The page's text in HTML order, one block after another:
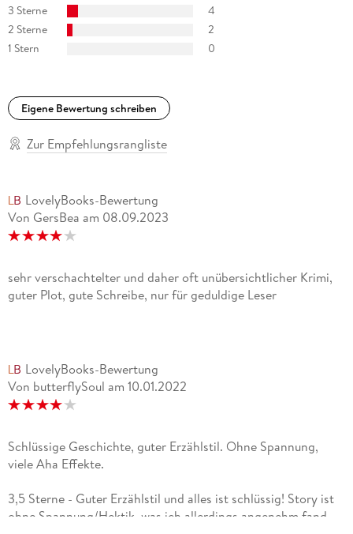
3 Sterne
4
2 Sterne
2
1 Stern
0
Eigene Bewertung schreiben
Zur Empfehlungsrangliste
LovelyBooks-Bewertung
Von GersBea am 08.09.2023
sehr verschachtelter und daher oft unübersichtlicher Krimi,
guter Plot, gute Schreibe, nur für geduldige Leser
LovelyBooks-Bewertung
Von butterflySoul am 10.01.2022
Schlüssige Geschichte, guter Erzählstil. Ohne Spannung,
viele Aha Effekte.
3,5 Sterne - Guter Erzählstil und alles ist schlüssig! Story ist
ohne Spannung/Hektik, was ich allerdings angenehm fand,